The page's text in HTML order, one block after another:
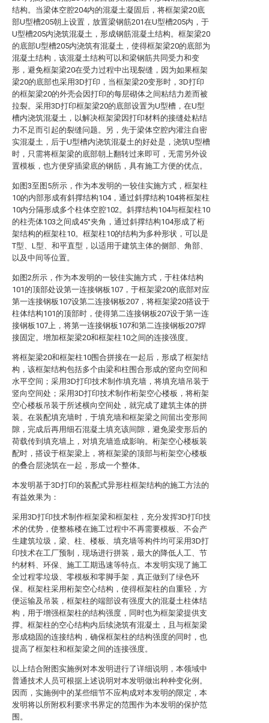
结构。当梁体空腔204内的混凝土凝固后，将框架梁20底
部U型槽205朝上设置，放置梁钢筋201在U型槽205内，于
U型槽205内浇筑混凝土，形成钢筋混凝土结构。框架梁20
的底部U型槽205内浇筑有混凝土，使得框架梁20的底部为
混凝土结构，该混凝土结构可以和梁钢筋共同受力和变
形，避免框架梁20在受力过程中出现裂缝，因为如果框架
梁20的底部也采用3D打印，当框架梁20变形时，3D打印
的框架梁20的外壳会因打印的每层砌体之间粘结力差而被
拉裂。采用3D打印框架梁20的底部设置为U型槽，在U型
槽内浇筑混凝土，以解决框架梁因打印材料的接缝处粘结
力不足而引起的裂缝问题。另，先于梁体空腔内灌注自密
实混凝土，后于U型槽内浇筑混凝土的好处是，浇筑U型槽
时，只需将框架梁的底部朝上翻转过来即可，无需另外设
置模板，也方便穿插梁底的钢筋，具有施工方便的优点。
如图3至图5所示，作为本发明的一较佳实施方式，框架柱
10的内部形成有斜撑结构104，通过斜撑结构104将框架柱
10内分隔形成多个柱体空腔102。斜撑结构104与框架柱10
的柱壳体103之间成45°夹角，通过斜撑结构104形成了桁
架结构的框架柱10。框架柱10的结构为多种形状，可以是
T型、L型、和平直型，以适用于建筑主体的侧部、角部、
以及中间等位置。
如图2所示，作为本发明的一较佳实施方式，于柱体结构
101的顶部处设第一连接钢板107，于框架梁20的底部对应
第一连接钢板107设第二连接钢板207，将框架梁20搭设于
柱体结构101的顶部时，使得第二连接钢板207设于第一连
接钢板107上，将第一连接钢板107和第二连接钢板207焊
接固定。增加框架梁20和框架柱10之间的连接强度。
将框架梁20和框架柱10围合拼接在一起后，形成了框架结
构，该框架结构包括多个由梁和柱围合形成的竖向空间和
水平空间；采用3D打印技术制作填充墙，将填充墙吊装于
竖向空间处；采用3D打印技术制作桁架空心楼板，将桁架
空心楼板吊装于所述横向空间处，就完成了建筑主体的拼
装。在装配填充墙时，于填充墙和框架梁之间留出变形间
隙，完成后再用细石混凝土填充该间隙，避免梁变形后的
荷载传到填充墙上，对填充墙造成影响。桁架空心楼板装
配时，搭设于框架梁上，将框架梁的顶部与桁架空心楼板
的叠合层浇筑在一起，形成一个整体。
本发明基于3D打印的装配式异形柱框架结构的施工方法的
有益效果为：
采用3D打印技术制作框架梁和框架柱，充分发挥3D打印技
术的优势，使整栋楼在施工过程中不再需要模板、不会产
生建筑垃圾，梁、柱、楼板、填充墙等构件均可采用3D打
印技术在工厂预制，现场进行拼装，最大的降低人工、节
约材料、环保、施工工期迅速等特点。本发明实现了施工
全过程零垃圾、零模板和零脚手架，真正做到了绿色环
保。框架柱采用桁架空心结构，使得框架柱的自重轻，方
便运输及吊装，框架柱的端部设有强度大的混凝土柱体结
构，用于增强框架柱的结构强度，同时也为框架梁提供支
撑。框架柱的空心结构内后续浇筑有混凝土，且与框架梁
形成稳固的连接结构，确保框架柱的结构强度的同时，也
提高了框架柱和框架梁之间的连接强度。
以上结合附图实施例对本发明进行了详细说明，本领域中
普通技术人员可根据上述说明对本发明做出种种变化例。
因而，实施例中的某些细节不应构成对本发明的限定，本
发明将以所附权利要求书界定的范围作为本发明的保护范
围。